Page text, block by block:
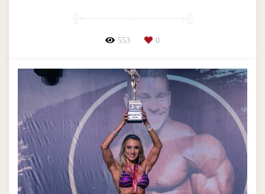
553 0